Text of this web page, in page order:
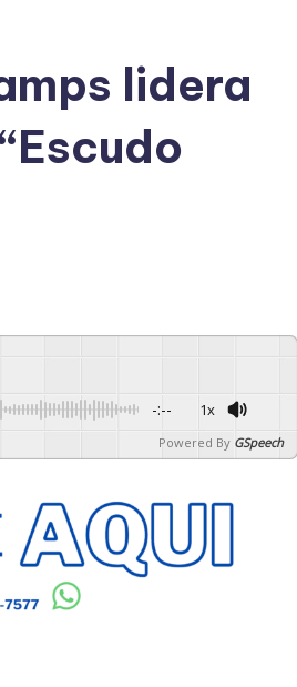
lidera
-:-- 1x
Powered By GSpeech